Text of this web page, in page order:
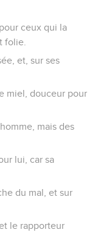
ceux qui la
folie.
et, sur ses
miel, douceur pour
mais des
lui, car sa
du mal, et sur
le rapporteur